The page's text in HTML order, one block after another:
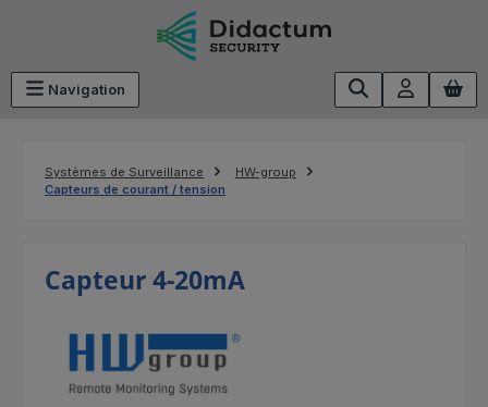
Passer au contenu principal
Navigation
Systèmes de Surveillance
HW-group
Capteurs de courant / tension
Capteur 4-20mA